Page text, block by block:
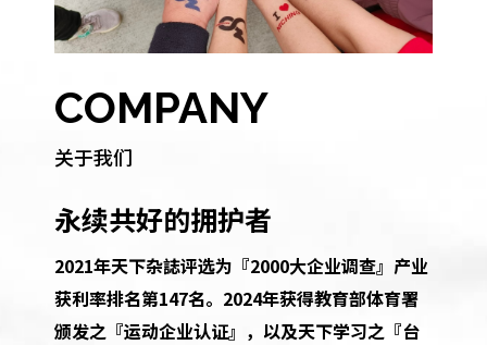
COMPANY
关于我们
永续共好的拥护者
2021年天下杂誌评选为『2000大企业调查』产业
获利率排名第147名。2024年获得教育部体育署
颁发之『运动企业认证』，以及天下学习之『台